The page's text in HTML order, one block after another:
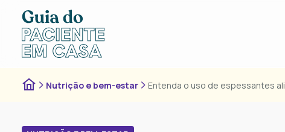
Nutrição e bem-estar Entenda o uso de espessantes